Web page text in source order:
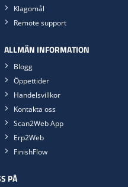
Klagomål
Remote support
ALLMÄN INFORMATION
Blogg
Öppettider
Handelsvillkor
Kontakta oss
Scan2Web App
Erp2Web
FinishFlow
PÅ